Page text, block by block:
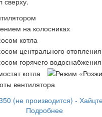
Подробнее